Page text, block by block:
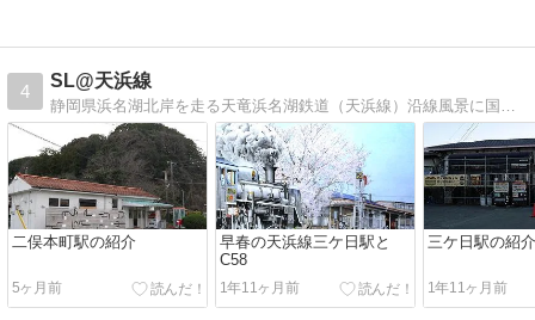
4
SL@天浜線
静岡県浜名湖北岸を走る天竜浜名湖鉄道（天浜線）沿線風景に国鉄二俣線（天浜線の前身）で走っていた蒸気機関車C58を合成させた鉛筆画と沿線紹介を掲載しています
二俣本町駅の紹介
5ヶ月前
早春の天浜線三ケ日駅と
C58
1年11ヶ月前
三ケ日駅の紹介
1年11ヶ月前